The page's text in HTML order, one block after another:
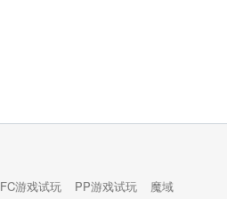
FC游戏试玩 PP游戏试玩 魔域